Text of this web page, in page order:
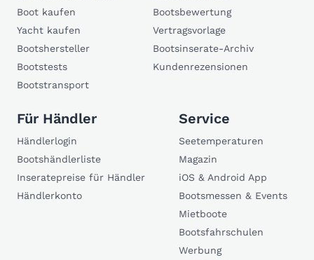
Boot kaufen
Yacht kaufen
Bootshersteller
Bootstests
Bootstransport
Bootsbewertung
Vertragsvorlage
Bootsinserate-Archiv
Kundenrezensionen
Für Händler
Händlerlogin
Bootshändlerliste
Inseratepreise für Händler
Händlerkonto
Service
Seetemperaturen
Magazin
iOS & Android App
Bootsmessen & Events
Mietboote
Bootsfahrschulen
Werbung